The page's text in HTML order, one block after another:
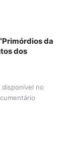
da
dos
disponível no